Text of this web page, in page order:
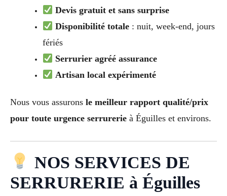
Devis gratuit et sans surprise
Disponibilité totale : nuit, week-end, jours
fériés
Serrurier agréé assurance
Artisan local expérimenté
Nous vous assurons le meilleur rapport qualité/prix
pour toute urgence serrurerie à Éguilles et environs.
NOS SERVICES DE
SERRURERIE à Éguilles